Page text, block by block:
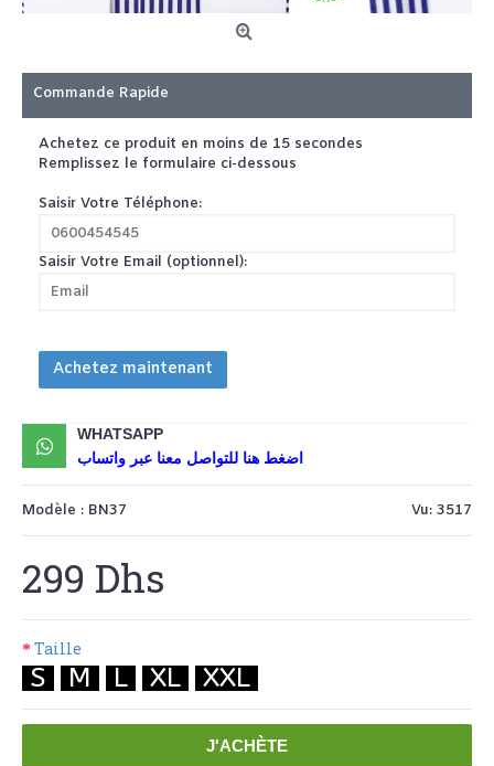
Commande Rapide
Achetez ce produit en moins de 15 secondes
Remplissez le formulaire ci-dessous
Saisir Votre Téléphone:
Saisir Votre Email (optionnel):
Achetez maintenant
WHATSAPP
اضغط هنا للتواصل معنا عبر واتساب
Vu: 3517
Modèle : BN37
299 Dhs
Taille
S M L XL XXL
J'ACHÈTE